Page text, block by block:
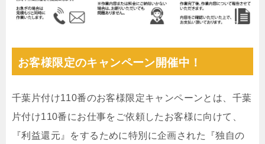
お客様限定のキャンペーン開催中！
千葉片付け110番のお客様限定キャンペーンとは、千葉
片付け110番にお仕事をご依頼したお客様に向けて、
『利益還元』をするために特別に企画された『独自の